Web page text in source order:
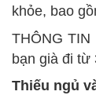
khỏe, bao
THÔNG
bạn già đi từ
Thiếu ngủ